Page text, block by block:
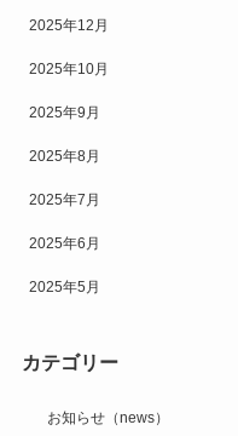
2025年12月
2025年10月
2025年9月
2025年8月
2025年7月
2025年6月
2025年5月
カテゴリー
お知らせ（news）